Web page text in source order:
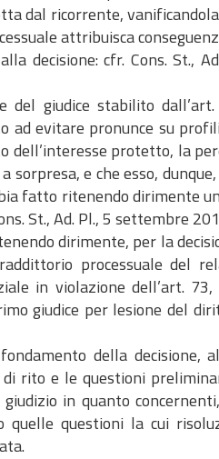
dal ricorrente,
attribuisca
decisione: cfr. Cons. St.,
giudice stabilito
ad evitare pronunce su
protetto, la
e che esso,
fatto ritenendo dirimente
St., Ad. Pl., 5 settembre
dirimente, per la
processuale del
in violazione dell’art. 73,
giudice per lesione del
della decisione,
rito e le questioni
in quanto
quelle questioni la cui